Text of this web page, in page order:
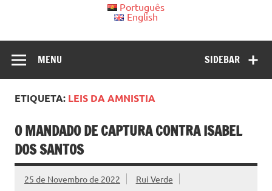
Português
English
SIDEBAR
MENU
ETIQUETA: LEIS DA AMNISTIA
O MANDADO DE CAPTURA CONTRA ISABEL
DOS SANTOS
25 de Novembro de 2022 Rui Verde